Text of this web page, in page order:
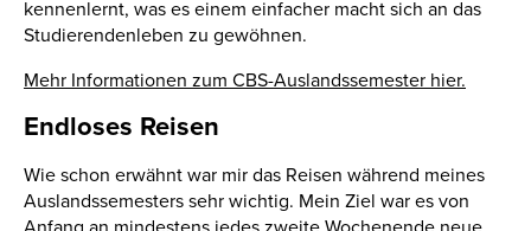
kennenlernt, was es einem einfacher macht sich an das
Studierendenleben zu gewöhnen.
Mehr Informationen zum CBS-Auslandssemester hier.
Endloses Reisen
Wie schon erwähnt war mir das Reisen während meines
Auslandssemesters sehr wichtig. Mein Ziel war es von